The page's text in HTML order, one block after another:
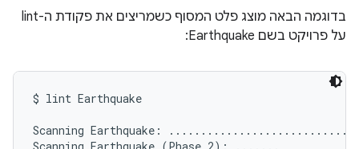
בדוגמה הבאה מוצג פלט המסוף כשמריצים את פקודת ה-lint
על פרויקט בשם Earthquake:
$ lint Earthquake
Scanning Earthquake: